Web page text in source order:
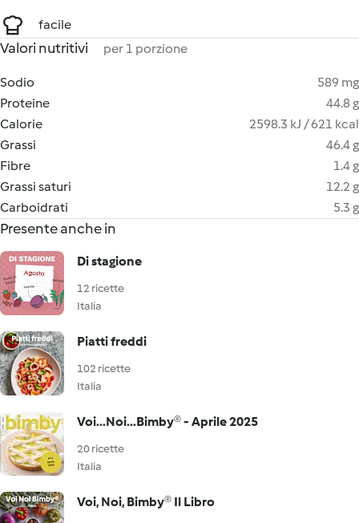
facile
Valori nutritivi per 1 porzione
Sodio
589 mg
Proteine
44.8 g
Calorie
2598.3 kJ / 621 kcal
Grassi
46.4 g
Fibre
1.4 g
Grassi saturi
12.2 g
Carboidrati
5.3 g
Presente anche in
Di stagione
12 ricette
Italia
Piatti freddi
102 ricette
Italia
Voi...Noi...Bimby® - Aprile 2025
20 ricette
Italia
Voi, Noi, Bimby® Il Libro